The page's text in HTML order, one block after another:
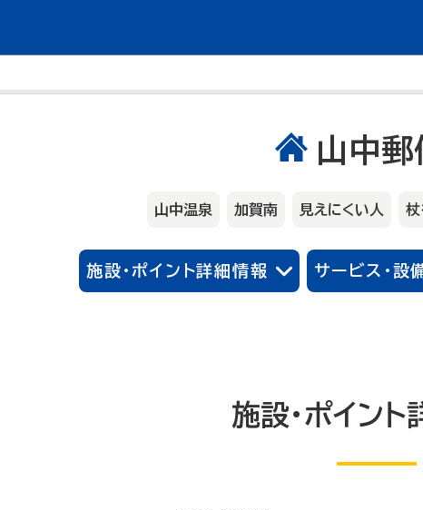
山中郵
山中温泉 加賀南 見えにくい人 杖
施設・ポイント詳細情報 サービス・設
施設・ポイン